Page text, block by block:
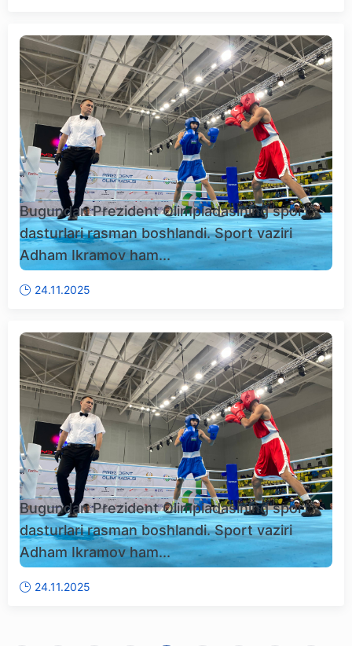
Bugundan Prezident Olimpiadasining sport
dasturlari rasman boshlandi. Sport vaziri
Adham Ikramov ham...
24.11.2025
Bugundan Prezident Olimpiadasining sport
dasturlari rasman boshlandi. Sport vaziri
Adham Ikramov ham...
24.11.2025